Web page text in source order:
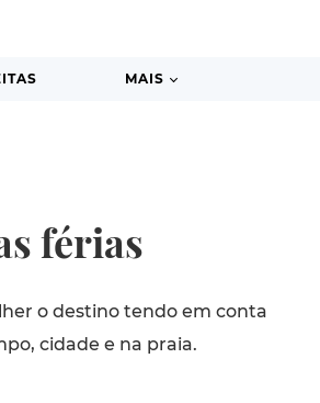
MAIS
férias
o destino tendo em conta
cidade e na praia.